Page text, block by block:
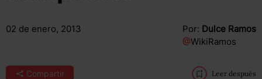
02 de enero, 2013 Por: Dulce Ramos
@WikiRamos
Compartir Leer después